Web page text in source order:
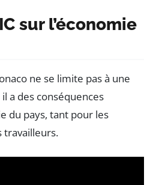
sur l’économie
ne se limite pas à une
a des conséquences
du pays, tant pour les
travailleurs.